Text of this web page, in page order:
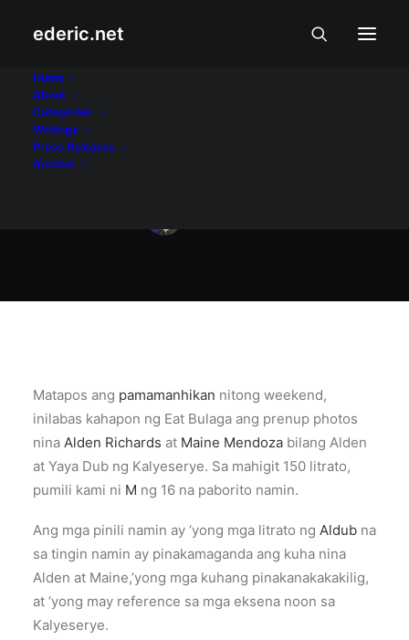
ederic.net
Home
About
Categories
Writings
Press Releases
Archive
Paboritong AlDub
prenup photos
Matapos ang pamamanhikan nitong weekend,
inilabas kahapon ng Eat Bulaga ang prenup photos
nina Alden Richards at Maine Mendoza bilang Alden
at Yaya Dub ng Kalyeserye. Sa mahigit 150 litrato,
pumili kami ni M ng 16 na paborito namin.
Ang mga pinili namin ay ‘yong mga litrato ng Aldub na
sa tingin namin ay pinakamaganda ang kuha nina
Alden at Maine,’yong mga kuhang pinakanakakakilig,
at ‘yong may reference sa mga eksena noon sa
Kalyeserye.